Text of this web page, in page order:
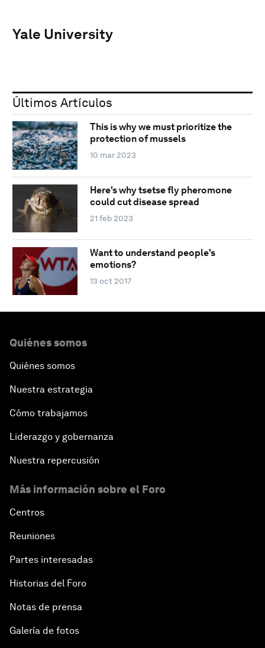
Yale University
Últimos Artículos
This is why we must prioritize the
protection of mussels
10 mar 2023
Here's why tsetse fly pheromone
could cut disease spread
21 feb 2023
Want to understand people's
emotions?
13 oct 2017
Quiénes somos
Quiénes somos
Nuestra estrategia
Cómo trabajamos
Liderazgo y gobernanza
Nuestra repercusión
Más información sobre el Foro
Centros
Reuniones
Partes interesadas
Historias del Foro
Notas de prensa
Galería de fotos